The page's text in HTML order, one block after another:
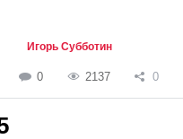
Игорь Субботин
0 2137 0